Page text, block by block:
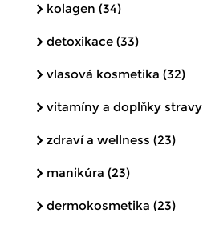
kolagen (34)
detoxikace (33)
vlasová kosmetika (32)
vitamíny a doplňky stravy
zdraví a wellness (23)
manikúra (23)
dermokosmetika (23)